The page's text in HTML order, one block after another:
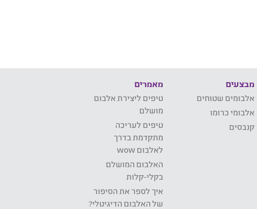
מבצעים
אלבומים שטוחים
אלבומי כרומו
קנבסים
מאמרים
טיפים ליצירת אלבום
מושלם
טיפים לעריכה
מתקדמת בדרך
לאלבום wow
האלבום המושלם
בקלי-קלות
איך לספר את הסיפור
של האלבום הדיגיטלי?